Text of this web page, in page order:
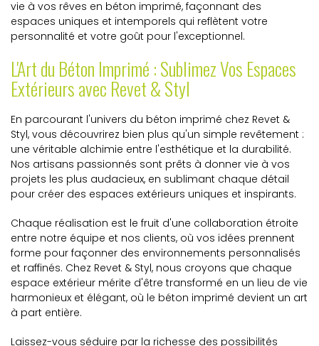
vie à vos rêves en béton imprimé, façonnant des
espaces uniques et intemporels qui reflètent votre
personnalité et votre goût pour l'exceptionnel.
L'Art du Béton Imprimé : Sublimez Vos Espaces
Extérieurs avec Revet & Styl
En parcourant l'univers du béton imprimé chez Revet &
Styl, vous découvrirez bien plus qu'un simple revêtement :
une véritable alchimie entre l'esthétique et la durabilité.
Nos artisans passionnés sont prêts à donner vie à vos
projets les plus audacieux, en sublimant chaque détail
pour créer des espaces extérieurs uniques et inspirants.
Chaque réalisation est le fruit d'une collaboration étroite
entre notre équipe et nos clients, où vos idées prennent
forme pour façonner des environnements personnalisés
et raffinés. Chez Revet & Styl, nous croyons que chaque
espace extérieur mérite d'être transformé en un lieu de vie
harmonieux et élégant, où le béton imprimé devient un art
à part entière.
Laissez-vous séduire par la richesse des possibilités